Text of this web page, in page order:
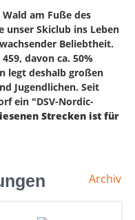
am Fuße des
unser Skiclub ins Leben
Beliebtheit.
davon ca. 50%
legt deshalb großen
Jugendlichen. Seit
ein "DSV-Nordic-
Strecken ist für
Archiv